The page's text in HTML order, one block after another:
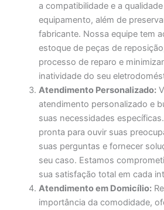
a compatibilidade e a
equipamento, além de
fabricante. Nossa equipe tem
estoque de peças de
processo de reparo e
inatividade do seu
Atendimento Personalizado:
atendimento personalizado e
suas necessidades
pronta para ouvir suas
suas perguntas e fornecer
seu caso. Estamos
sua satisfação total em cada
Atendimento em Domicílio:
importância da comodidade,